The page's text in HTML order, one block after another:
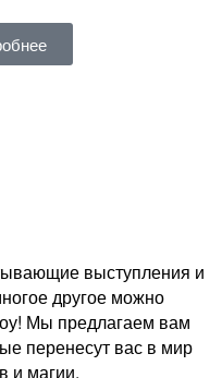
выступления и
другое можно
Мы предлагаем вам
перенесут вас в мир
и магии.